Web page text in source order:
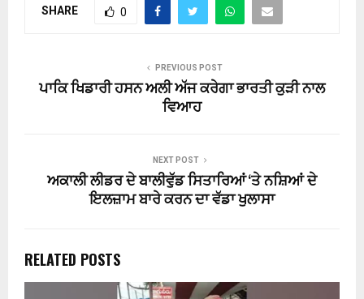
SHARE 0
PREVIOUS POST
ਪਾਕਿ ਖਿਡਾਰੀ ਹਸਨ ਅਲੀ ਅੱਜ ਕਰੇਗਾ ਭਾਰਤੀ ਕੁੜੀ ਨਾਲ
ਵਿਆਹ
NEXT POST
ਅਕਾਲੀ ਲੀਡਰ ਦੇ ਬਾਲੀਵੁੱਡ ਸਿਤਾਰਿਆਂ ‘ਤੇ ਨਸ਼ਿਆਂ ਦੇ
ਇਲਜ਼ਾਮ ਬਾਰੇ ਕਰਨ ਦਾ ਵੱਡਾ ਖੁਲਾਸਾ
RELATED POSTS